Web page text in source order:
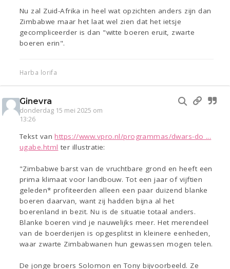
Nu zal Zuid-Afrika in heel wat opzichten anders zijn dan
Zimbabwe maar het laat wel zien dat het ietsje
gecompliceerder is dan "witte boeren eruit, zwarte
boeren erin".
Harba lorifa
Ginevra
donderdag 15 mei 2025 om
13:26
Tekst vanhttps://www.vpro.nl/programmas/dwars-do ...
ugabe.html ter illustratie:
"Zimbabwe barst van de vruchtbare grond en heeft een
prima klimaat voor landbouw. Tot een jaar of vijftien
geleden* profiteerden alleen een paar duizend blanke
boeren daarvan, want zij hadden bijna al het
boerenland in bezit. Nu is de situatie totaal anders.
Blanke boeren vind je nauwelijks meer. Het merendeel
van de boerderijen is opgesplitst in kleinere eenheden,
waar zwarte Zimbabwanen hun gewassen mogen telen.
De jonge broers Solomon en Tony bijvoorbeeld. Ze